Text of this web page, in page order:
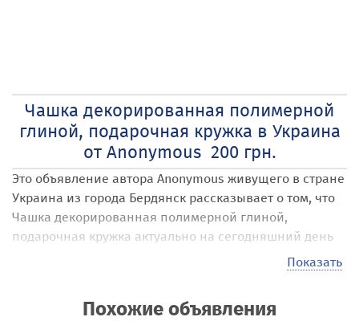
Чашка декорированная полимерной
глиной, подарочная кружка в Украина
от Anonymous 200 грн.
Это объявление автора Anonymous живущего в стране
Украина из города Бердянск рассказывает о том, что
Чашка декорированная полимерной глиной,
подарочная кружка актуально на сегодняшний день
по цене 200 грн. в пересчете на любую валюту.
различные объявления под названием Чашка
Показать
Похожие объявления